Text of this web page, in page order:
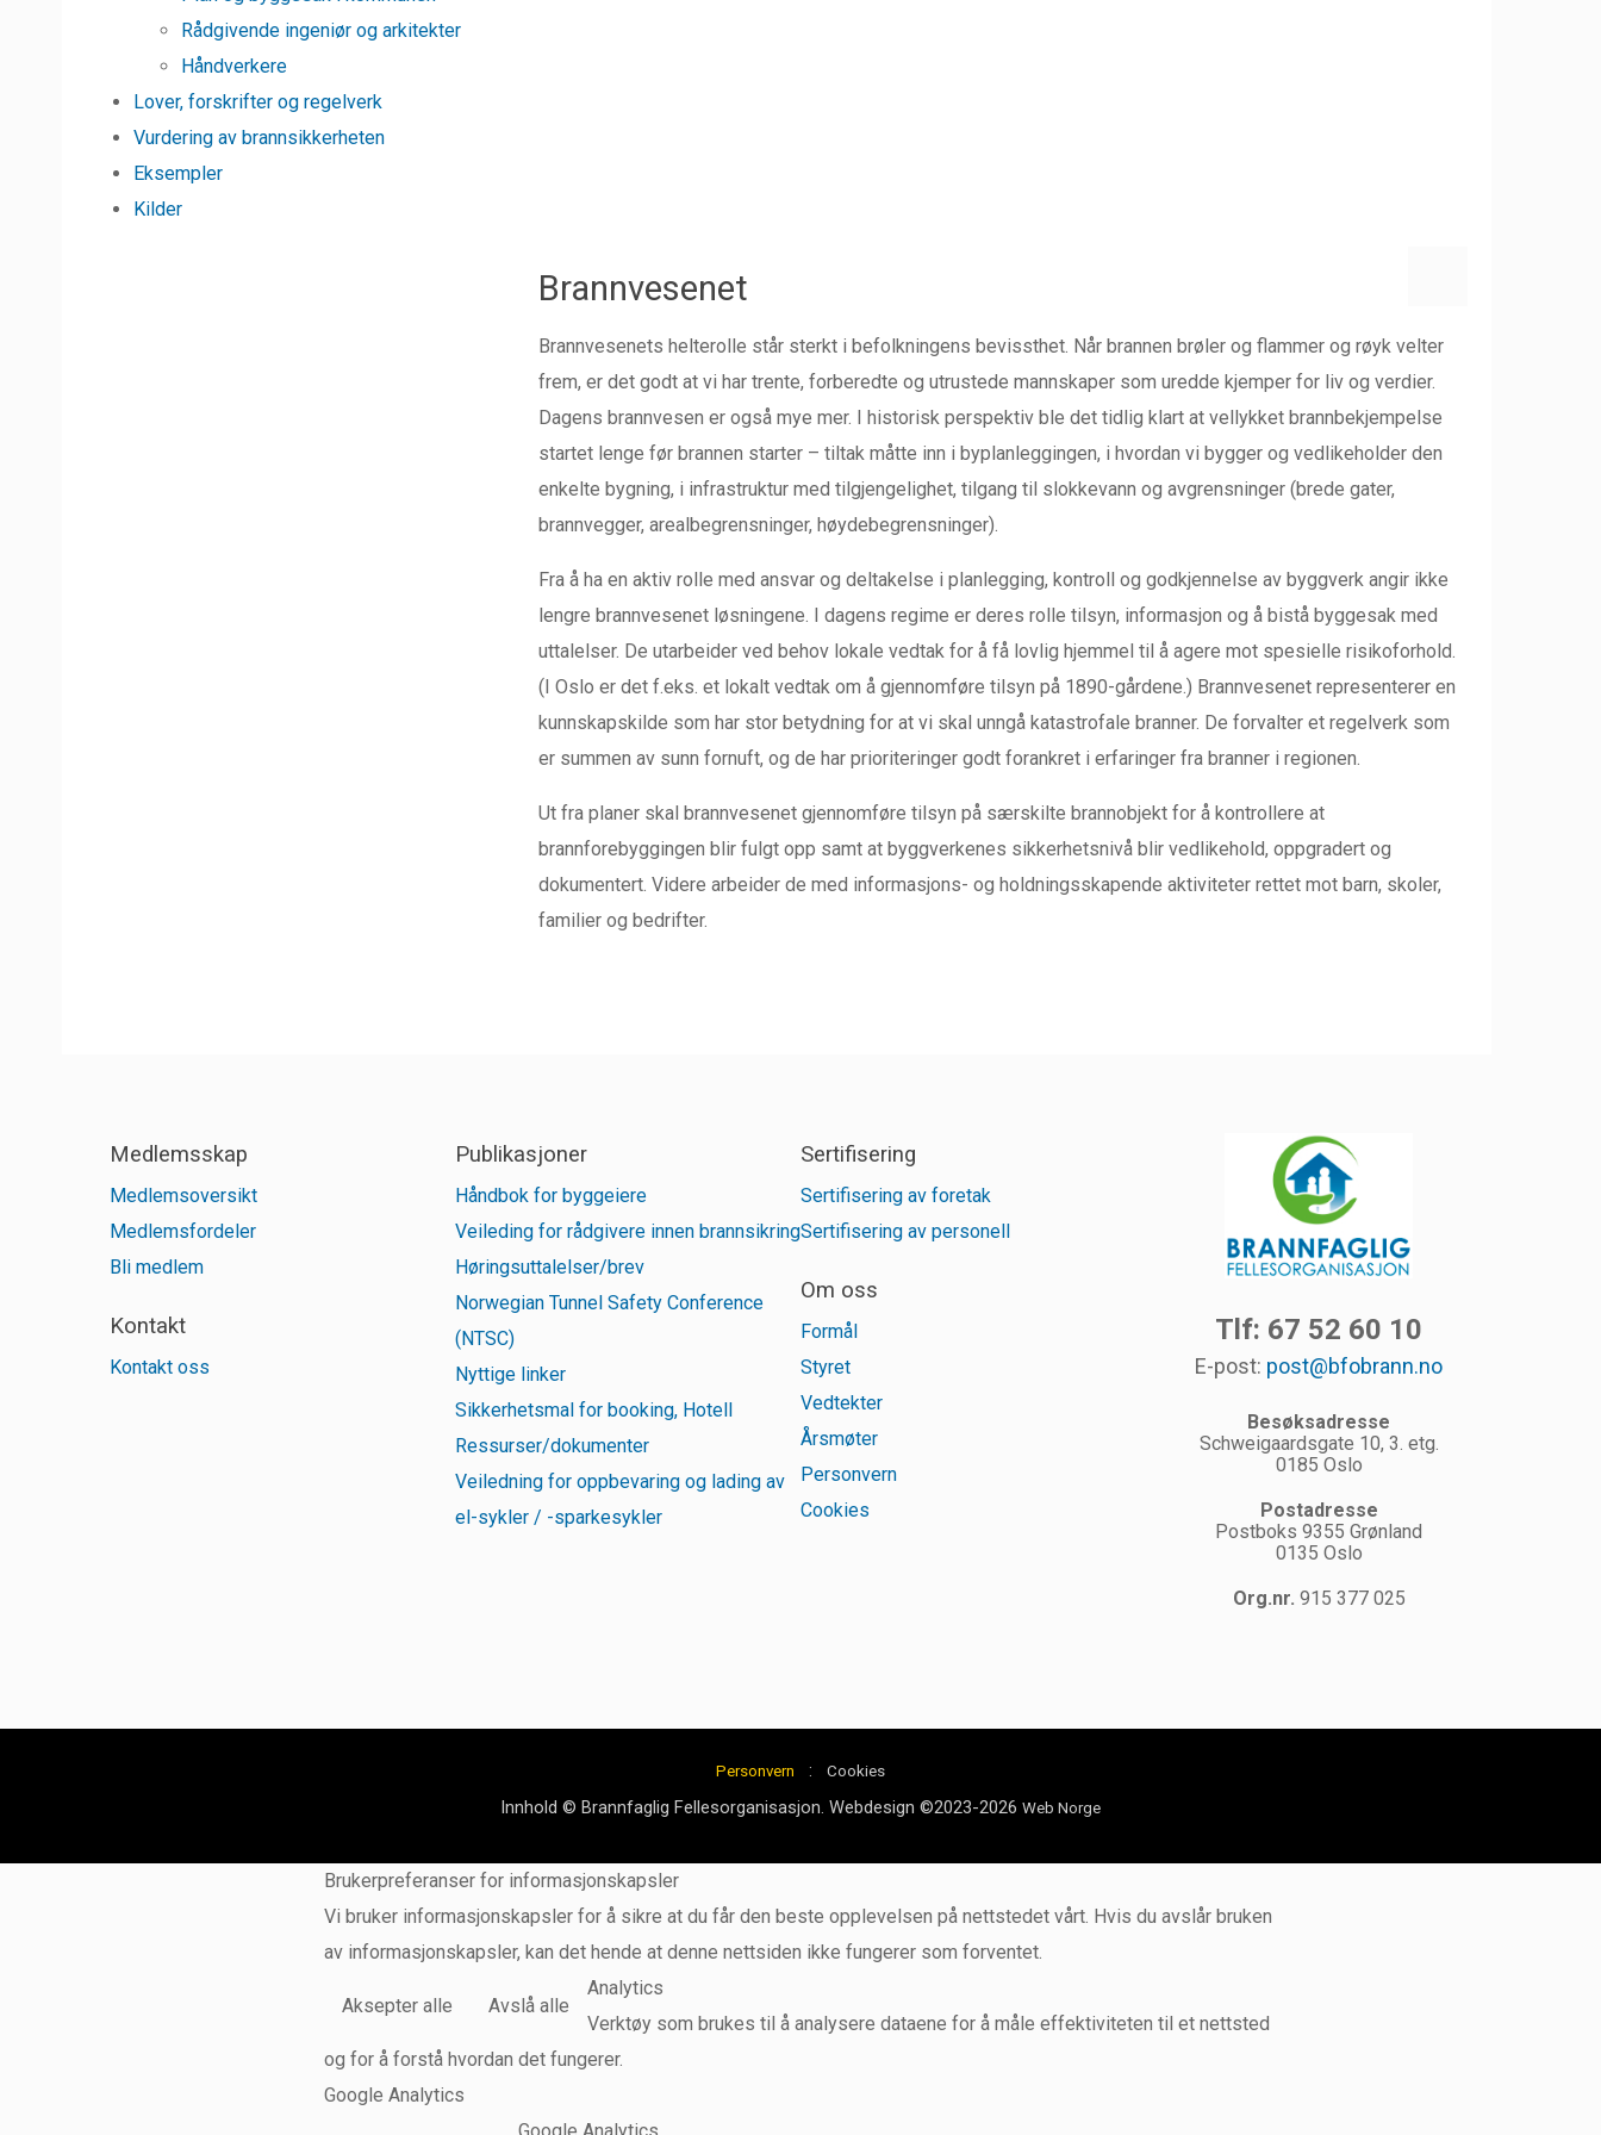
Rådgivende ingeniør og arkitekter
Håndverkere
Lover, forskrifter og regelverk
Vurdering av brannsikkerheten
Eksempler
Kilder
Brannvesenet
Brannvesenets helterolle står sterkt i befolkningens bevissthet. Når brannen brøler og flammer og røyk velter
frem, er det godt at vi har trente, forberedte og utrustede mannskaper som uredde kjemper for liv og verdier.
Dagens brannvesen er også mye mer. I historisk perspektiv ble det tidlig klart at vellykket brannbekjempelse
startet lenge før brannen starter – tiltak måtte inn i byplanleggingen, i hvordan vi bygger og vedlikeholder den
enkelte bygning, i infrastruktur med tilgjengelighet, tilgang til slokkevann og avgrensninger (brede gater,
brannvegger, arealbegrensninger, høydebegrensninger).
Fra å ha en aktiv rolle med ansvar og deltakelse i planlegging, kontroll og godkjennelse av byggverk angir ikke
lengre brannvesenet løsningene. I dagens regime er deres rolle tilsyn, informasjon og å bistå byggesak med
uttalelser. De utarbeider ved behov lokale vedtak for å få lovlig hjemmel til å agere mot spesielle risikoforhold.
(I Oslo er det f.eks. et lokalt vedtak om å gjennomføre tilsyn på 1890-gårdene.) Brannvesenet representerer en
kunnskapskilde som har stor betydning for at vi skal unngå katastrofale branner. De forvalter et regelverk som
er summen av sunn fornuft, og de har prioriteringer godt forankret i erfaringer fra branner i regionen.
Ut fra planer skal brannvesenet gjennomføre tilsyn på særskilte brannobjekt for å kontrollere at
brannforebyggingen blir fulgt opp samt at byggverkenes sikkerhetsnivå blir vedlikehold, oppgradert og
dokumentert. Videre arbeider de med informasjons- og holdningsskapende aktiviteter rettet mot barn, skoler,
familier og bedrifter.
Medlemsskap
Medlemsoversikt
Medlemsfordeler
Bli medlem
Kontakt
Kontakt oss
Publikasjoner
Håndbok for byggeiere
Veileding for rådgivere innen brannsikring
Høringsuttalelser/brev
Norwegian Tunnel Safety Conference
(NTSC)
Nyttige linker
Sikkerhetsmal for booking, Hotell
Ressurser/dokumenter
Veiledning for oppbevaring og lading av
el-sykler / -sparkesykler
Sertifisering
Sertifisering av foretak
Sertifisering av personell
Om oss
Formål
Styret
Vedtekter
Årsmøter
Personvern
Cookies
Tlf: 67 52 60 10
E-post: post@bfobrann.no
Besøksadresse
Schweigaardsgate 10, 3. etg.
0185 Oslo
Postadresse
Postboks 9355 Grønland
0135 Oslo
Org.nr. 915 377 025
Personvern : Cookies
Innhold © Brannfaglig Fellesorganisasjon. Webdesign ©2023-2026 Web Norge
Brukerpreferanser for informasjonskapsler
Vi bruker informasjonskapsler for å sikre at du får den beste opplevelsen på nettstedet vårt. Hvis du avslår bruken
av informasjonskapsler, kan det hende at denne nettsiden ikke fungerer som forventet.
Aksepter alle Avslå alle
Analytics
Verktøy som brukes til å analysere dataene for å måle effektiviteten til et nettsted
og for å forstå hvordan det fungerer.
Google Analytics